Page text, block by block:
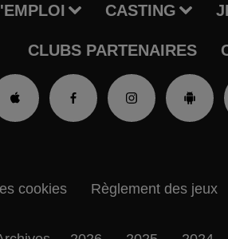
CASTING
CLUBS PARTENAIRES
cookies Règlement des jeux